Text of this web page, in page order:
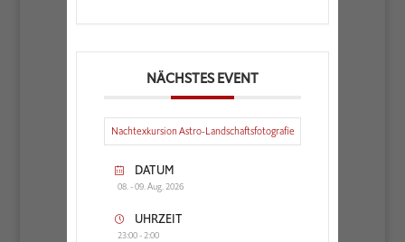
NÄCHSTES EVENT
Nachtexkursion Astro-Landschaftsfotografie
DATUM
08. - 09. Aug. 2026
UHRZEIT
23:00 - 2:00